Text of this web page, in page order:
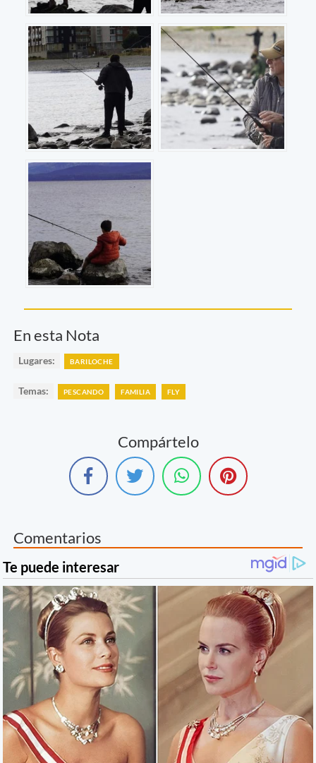
En esta Nota
Lugares: BARILOCHE
Temas: PESCANDO FAMILIA FLY
Compártelo
Comentarios